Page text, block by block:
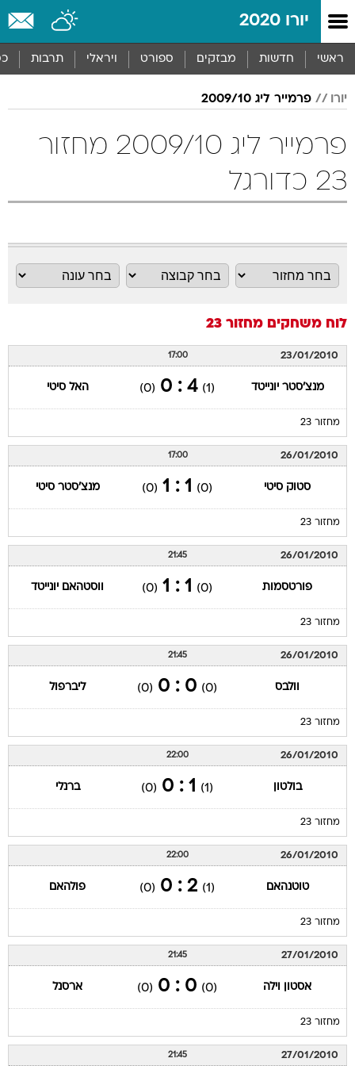
יורו 2020
ראשי חדשות מבזקים ספורט ויראלי תרבות
יורו פרמייר ליג 2009/10
פרמייר ליג 2009/10 מחזור
23 כדורגל
לוח משחקים מחזור 23
23/01/2010
17:00
מנצ'סטר יונייטד (1)
4 : 0
(0) האל סיטי
מחזור 23
26/01/2010
17:00
סטוק סיטי (0)
1 : 1
(0) מנצ'סטר סיטי
מחזור 23
26/01/2010
21:45
פורטסמות (0)
1 : 1
(0) ווסטהאם יונייטד
מחזור 23
26/01/2010
21:45
וולבס (0)
0 : 0
(0) ליברפול
מחזור 23
26/01/2010
22:00
בולטון (1)
1 : 0
(0) ברנלי
מחזור 23
26/01/2010
22:00
טוטנהאם (1)
2 : 0
(0) פולהאם
מחזור 23
27/01/2010
21:45
אסטון וילה (0)
0 : 0
(0) ארסנל
מחזור 23
27/01/2010
21:45